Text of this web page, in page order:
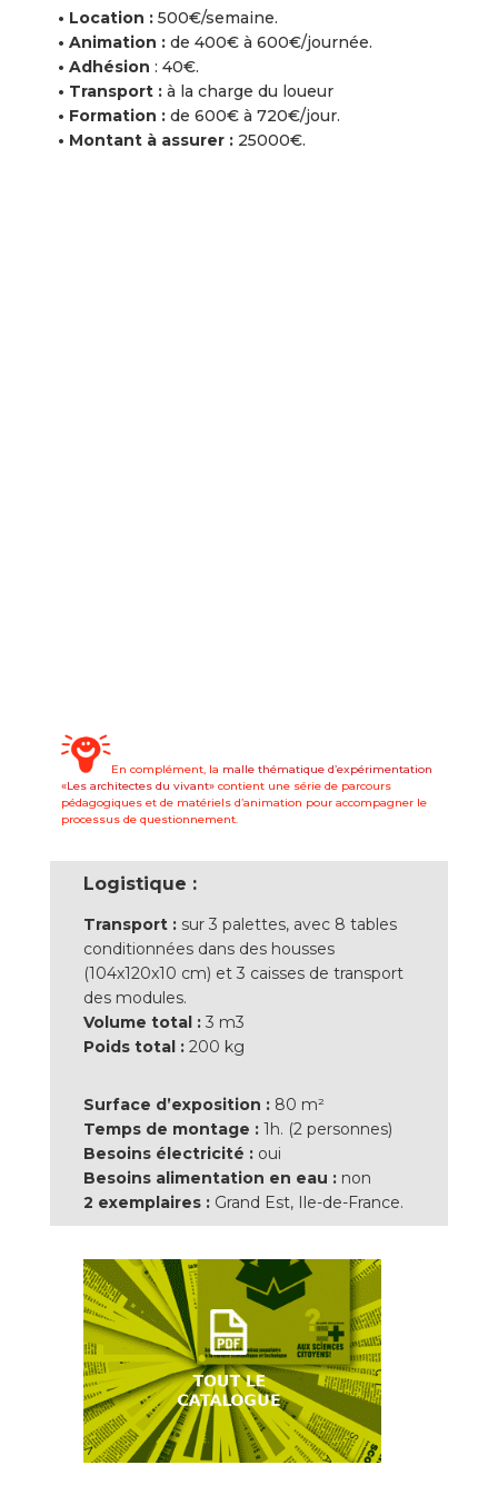
• Location : 500€/semaine.
• Animation : de 400€ à 600€/journée.
• Adhésion : 40€.
• Transport : à la charge du loueur
• Formation : de 600€ à 720€/jour.
• Montant à assurer : 25000€.
En complément, la malle thématique d’expérimentation
«Les architectes du vivant»contient une série de parcours
pédagogiques et de matériels d’animation pour accompagner le
processus de questionnement.
Logistique :
Transport : sur 3 palettes, avec 8 tables
conditionnées dans des housses
(104x120x10 cm) et 3 caisses de transport
des modules.
Volume total : 3 m3
Poids total : 200 kg
Surface d’exposition : 80 m²
Temps de montage : 1h. (2 personnes)
Besoins électricité : oui
Besoins alimentation en eau : non
2 exemplaires : Grand Est, Ile-de-France.